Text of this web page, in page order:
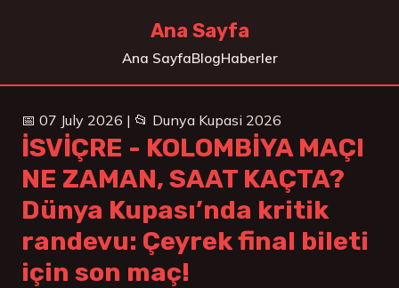
Ana Sayfa
Ana SayfaBlogHaberler
📅 07 July 2026 | 📂 Dunya Kupasi 2026
İSVİÇRE - KOLOMBİYA MAÇI
NE ZAMAN, SAAT KAÇTA?
Dünya Kupası’nda kritik
randevu: Çeyrek final bileti
için son maç!